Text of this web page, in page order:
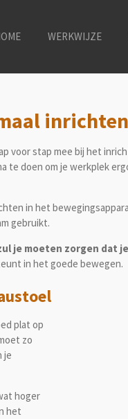
WERKWIJZE
voor stap mee bij het
te doen om je werkplek
in het
gebruikt.
je moeten zorgen dat
in het goede bewegen.
plat op
zo
je
hoger
het